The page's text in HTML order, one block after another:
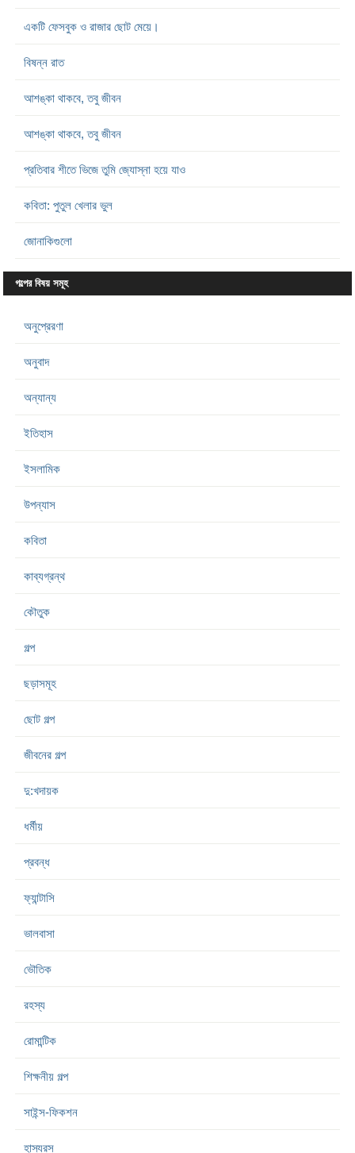
একটি ফেসবুক ও রাজার ছোট মেয়ে।
বিষন্ন রাত
আশঙ্কা থাকবে, তবু জীবন
আশঙ্কা থাকবে, তবু জীবন
প্রতিবার শীতে ভিজে তুমি জ্যোস্না হয়ে যাও
কবিতা: পুতুল খেলার ভুল
জোনাকিগুলো
গল্পের বিষয় সমূহ
অনুপ্রেরণা
অনুবাদ
অন্যান্য
ইতিহাস
ইসলামিক
উপন্যাস
কবিতা
কাব্যগ্রন্থ
কৌতুক
গল্প
ছড়াসমূহ
ছোট গল্প
জীবনের গল্প
দু:খদায়ক
ধর্মীয়
প্রবন্ধ
ফ্যান্টাসি
ভালবাসা
ভৌতিক
রহস্য
রোমান্টিক
শিক্ষনীয় গল্প
সাইন্স-ফিকশন
হাস্যরস